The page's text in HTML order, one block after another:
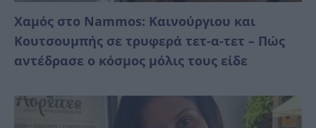
Χαμός στο Nammos: Καινούργιου και
Κουτσουμπής σε τρυφερά τετ-α-τετ – Πώς
αντέδρασε ο κόσμος μόλις τους είδε